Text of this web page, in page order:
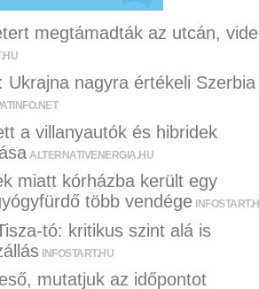
megtámadták az utcán,
Ukrajna nagyra értékeli Szerbia
a villanyautók és hibridek
ALTERNATIVENERGIA.HU
miatt kórházba került egy
több vendége
tó: kritikus szint alá is
INFOSTART.HU
mutatjuk az időpontot